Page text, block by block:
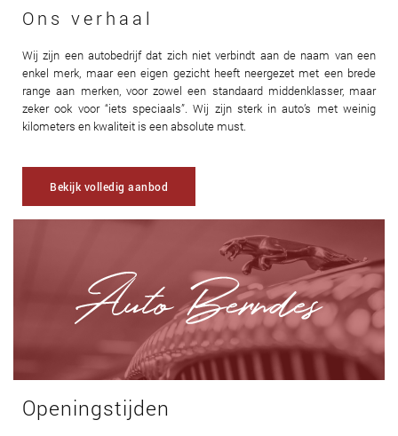
Ons verhaal
Wij zijn een autobedrijf dat zich niet verbindt aan de naam van een
enkel merk, maar een eigen gezicht heeft neergezet met een brede
range aan merken, voor zowel een standaard middenklasser, maar
zeker ook voor “iets speciaals”. Wij zijn sterk in auto’s met weinig
kilometers en kwaliteit is een absolute must.
Bekijk volledig aanbod
Openingstijden